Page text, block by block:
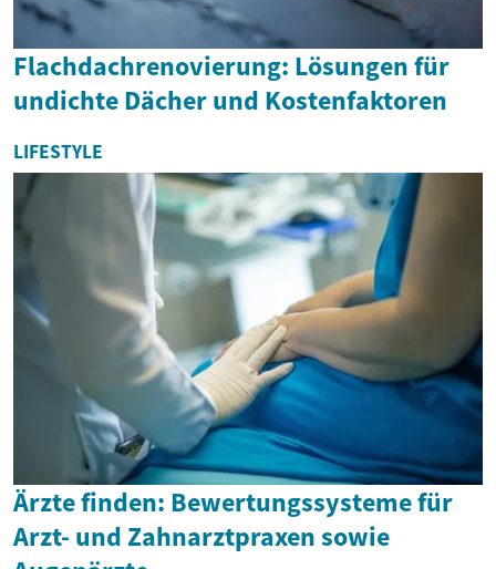
Flachdachrenovierung: Lösungen für
undichte Dächer und Kostenfaktoren
LIFESTYLE
Ärzte finden: Bewertungssysteme für
Arzt- und Zahnarztpraxen sowie